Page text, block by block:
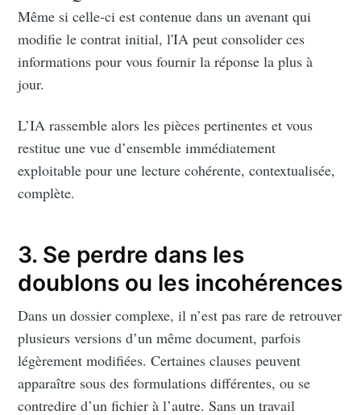
Même si celle-ci est contenue dans un avenant qui
modifie le contrat initial, l'IA peut consolider ces
informations pour vous fournir la réponse la plus à
jour.
L’IA rassemble alors les pièces pertinentes et vous
restitue une vue d’ensemble immédiatement
exploitable pour une lecture cohérente, contextualisée,
complète.
3. Se perdre dans les
doublons ou les incohérences
Dans un dossier complexe, il n’est pas rare de retrouver
plusieurs versions d’un même document, parfois
légèrement modifiées. Certaines clauses peuvent
apparaître sous des formulations différentes, ou se
contredire d’un fichier à l’autre. Sans un travail